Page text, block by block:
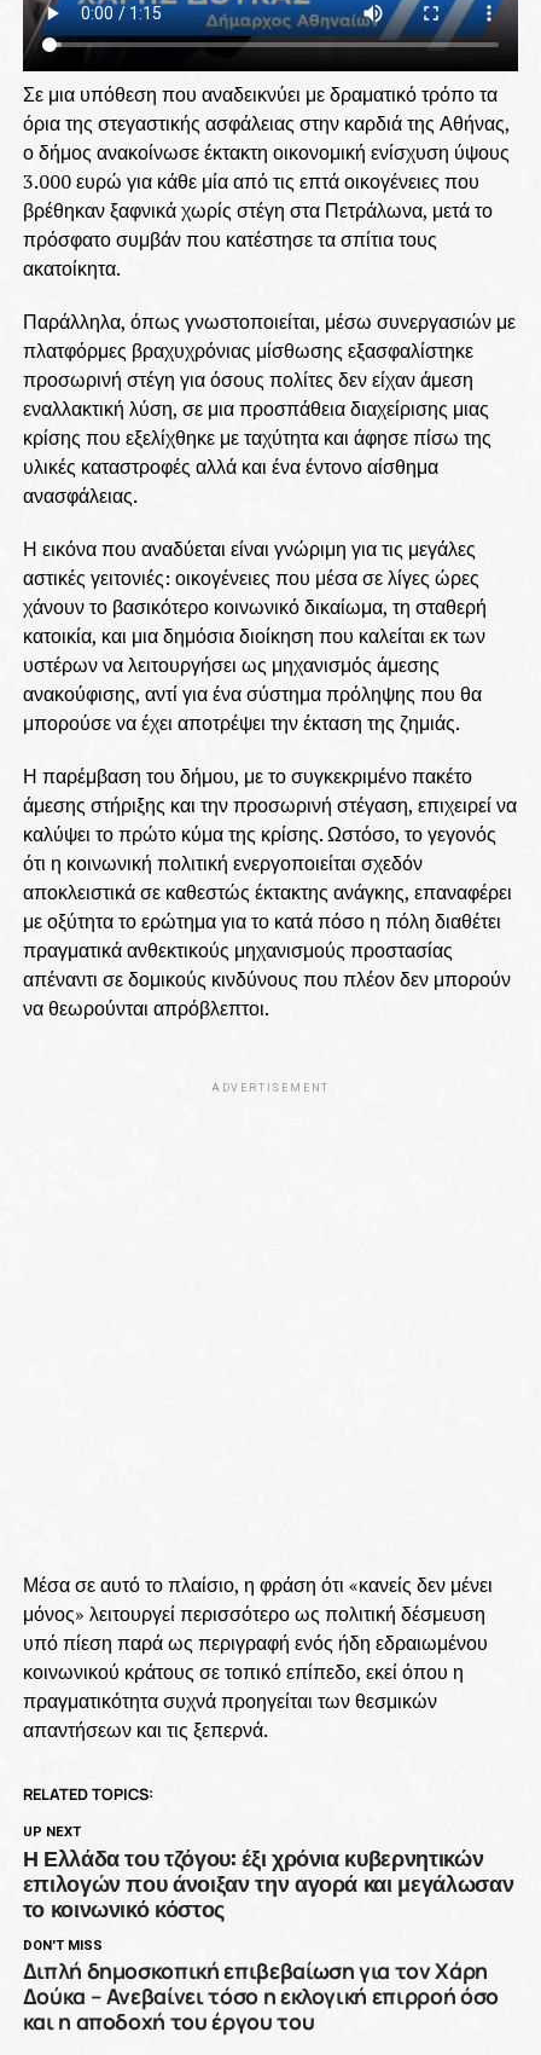
Σε μια υπόθεση που αναδεικνύει με δραματικό τρόπο τα
όρια της στεγαστικής ασφάλειας στην καρδιά της Αθήνας,
ο δήμος ανακοίνωσε έκτακτη οικονομική ενίσχυση ύψους
3.000 ευρώ για κάθε μία από τις επτά οικογένειες που
βρέθηκαν ξαφνικά χωρίς στέγη στα Πετράλωνα, μετά το
πρόσφατο συμβάν που κατέστησε τα σπίτια τους
ακατοίκητα.
Παράλληλα, όπως γνωστοποιείται, μέσω συνεργασιών με
πλατφόρμες βραχυχρόνιας μίσθωσης εξασφαλίστηκε
προσωρινή στέγη για όσους πολίτες δεν είχαν άμεση
εναλλακτική λύση, σε μια προσπάθεια διαχείρισης μιας
κρίσης που εξελίχθηκε με ταχύτητα και άφησε πίσω της
υλικές καταστροφές αλλά και ένα έντονο αίσθημα
ανασφάλειας.
Η εικόνα που αναδύεται είναι γνώριμη για τις μεγάλες
αστικές γειτονιές: οικογένειες που μέσα σε λίγες ώρες
χάνουν το βασικότερο κοινωνικό δικαίωμα, τη σταθερή
κατοικία, και μια δημόσια διοίκηση που καλείται εκ των
υστέρων να λειτουργήσει ως μηχανισμός άμεσης
ανακούφισης, αντί για ένα σύστημα πρόληψης που θα
μπορούσε να έχει αποτρέψει την έκταση της ζημιάς.
Η παρέμβαση του δήμου, με το συγκεκριμένο πακέτο
άμεσης στήριξης και την προσωρινή στέγαση, επιχειρεί να
καλύψει το πρώτο κύμα της κρίσης. Ωστόσο, το γεγονός
ότι η κοινωνική πολιτική ενεργοποιείται σχεδόν
αποκλειστικά σε καθεστώς έκτακτης ανάγκης, επαναφέρει
με οξύτητα το ερώτημα για το κατά πόσο η πόλη διαθέτει
πραγματικά ανθεκτικούς μηχανισμούς προστασίας
απέναντι σε δομικούς κινδύνους που πλέον δεν μπορούν
να θεωρούνται απρόβλεπτοι.
ADVERTISEMENT
Μέσα σε αυτό το πλαίσιο, η φράση ότι «κανείς δεν μένει
μόνος» λειτουργεί περισσότερο ως πολιτική δέσμευση
υπό πίεση παρά ως περιγραφή ενός ήδη εδραιωμένου
κοινωνικού κράτους σε τοπικό επίπεδο, εκεί όπου η
πραγματικότητα συχνά προηγείται των θεσμικών
απαντήσεων και τις ξεπερνά.
RELATED TOPICS:
UP NEXT
Η Ελλάδα του τζόγου: έξι χρόνια κυβερνητικών
επιλογών που άνοιξαν την αγορά και μεγάλωσαν
το κοινωνικό κόστος
DON'T MISS
Διπλή δημοσκοπική επιβεβαίωση για τον Χάρη
Δούκα – Ανεβαίνει τόσο η εκλογική επιρροή όσο
και η αποδοχή του έργου του